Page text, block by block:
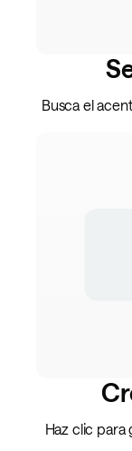
Busca el
Haz clic para